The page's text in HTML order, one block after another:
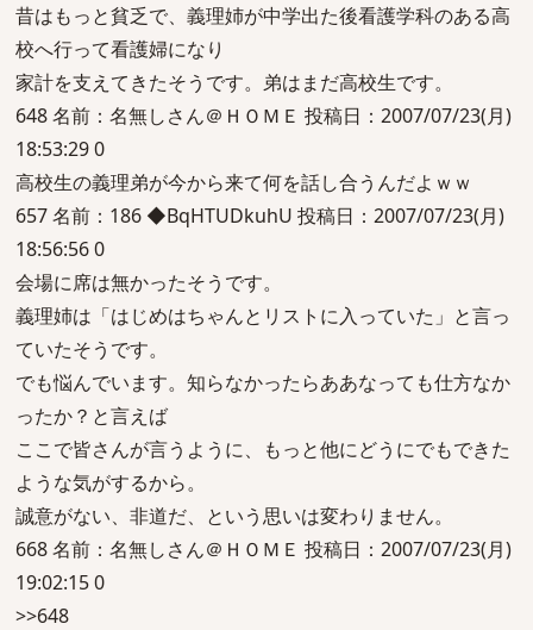
昔はもっと貧乏で、義理姉が中学出た後看護学科のある高
校へ行って看護婦になり
家計を支えてきたそうです。弟はまだ高校生です。
648 名前：名無しさん＠ＨＯＭＥ 投稿日：2007/07/23(月)
18:53:29 0
高校生の義理弟が今から来て何を話し合うんだよｗｗ
657 名前：186 ◆BqHTUDkuhU 投稿日：2007/07/23(月)
18:56:56 0
会場に席は無かったそうです。
義理姉は「はじめはちゃんとリストに入っていた」と言っ
ていたそうです。
でも悩んでいます。知らなかったらああなっても仕方なか
ったか？と言えば
ここで皆さんが言うように、もっと他にどうにでもできた
ような気がするから。
誠意がない、非道だ、という思いは変わりません。
668 名前：名無しさん＠ＨＯＭＥ 投稿日：2007/07/23(月)
19:02:15 0
>>648